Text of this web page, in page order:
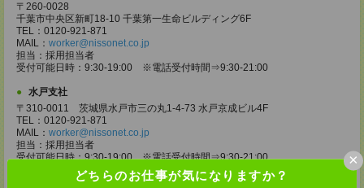
どちらのお仕事が気になりますか？
×
〒260-0028
千葉市中央区新町18-10 千葉第一生命ビルディング6F
TEL：0120-921-871
MAIL： worker@nissonet.co.jp
担当：採用担当者
受付可能日時：9:30-19:00 ※電話受付時間⇒9:30-21:00
水戸支社
〒310-0011 茨城県水戸市三の丸1-4-73 水戸京成ビル4F
TEL：0120-921-871
MAIL： worker@nissonet.co.jp
担当：採用担当者
受付可能日時：9:30-19:00 ※電話受付時間⇒9:30-21:00
宇都宮支社